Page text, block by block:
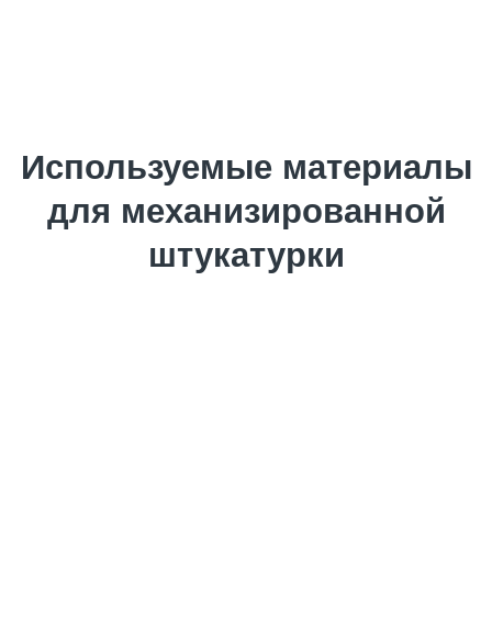
Используемые материалы
для механизированной
штукатурки